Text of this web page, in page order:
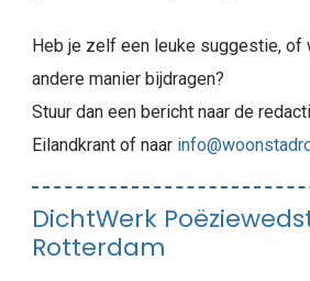
Heb je zelf een leuke suggestie, of
andere manier bijdragen?
Stuur dan een bericht naar de
Eilandkrant of naar
DichtWerk
Rotterdam